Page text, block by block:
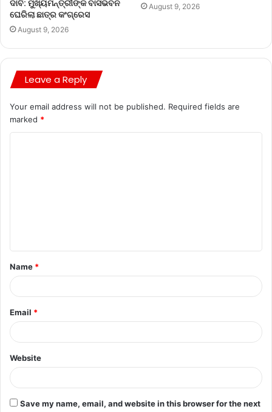
ଦାବି: ମୁଖ୍ୟମନ୍ତ୍ରୀଙ୍କ ବାସଭବନ
ଘେରିଲା ଛାତ୍ର କଂଗ୍ରେସ
August 9, 2026
August 9, 2026
Leave a Reply
Your email address will not be published. Required fields are
marked *
Name *
Email *
Website
Save my name, email, and website in this browser for the next